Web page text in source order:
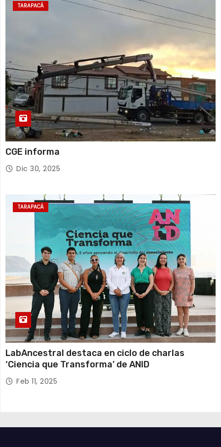
TARAPACÁ
CGE informa
Dic 30, 2025
TARAPACÁ
LabAncestral destaca en ciclo de charlas
‘Ciencia que Transforma’ de ANID
Feb 11, 2025